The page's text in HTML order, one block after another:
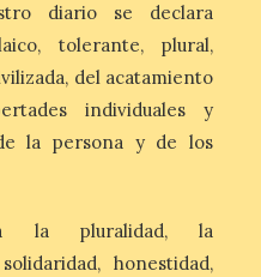
de
los
y locales
para
León y
diario se declara
tolerante, plural,
del acatamiento
individuales y
la persona y de los
la pluralidad, la
honestidad,